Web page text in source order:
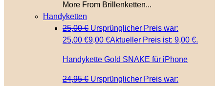
More From Brillenketten...
Handyketten
25,00€ Ursprünglicher Preis war:
25,00 €9,00 €Aktueller Preis ist: 9,00 €.
Handykette Gold SNAKE für iPhone
24,95€ Ursprünglicher Preis war: